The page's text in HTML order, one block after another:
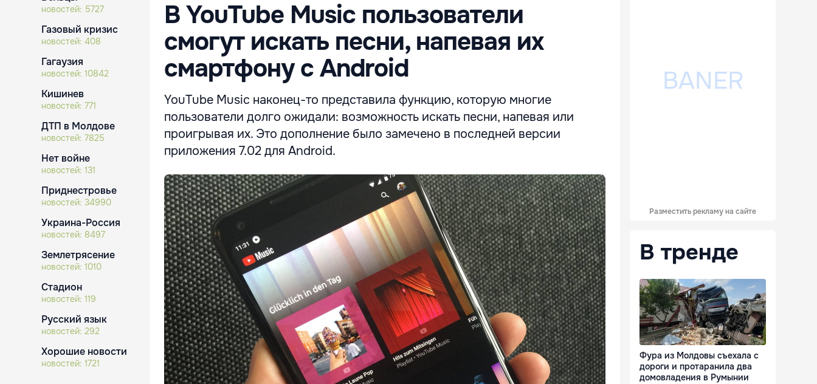
новостей: 5727
Газовый кризис
новостей: 408
Гагаузия
новостей: 10842
Кишинев
новостей: 771
ДТП в Молдове
новостей: 7825
Нет войне
новостей: 131
Приднестровье
новостей: 34990
Украина-Россия
новостей: 8497
Землетрясение
новостей: 1010
Стадион
новостей: 119
Русский язык
новостей: 292
Хорошие новости
новостей: 1721
В YouTube Music пользователи
смогут искать песни, напевая их
смартфону с Android
YouTube Music наконец-то представила функцию, которую многие
пользователи долго ожидали: возможность искать песни, напевая или
проигрывая их. Это дополнение было замечено в последней версии
приложения 7.02 для Android.
Разместить рекламу на сайте
В тренде
Фура из Молдовы съехала с
дороги и протаранила два
домовладения в Румынии